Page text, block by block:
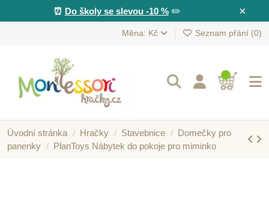
×
⏰ Do školy se slevou -10 %✏️
Měna: Kč Seznam přání (0)
Úvodní stránka Hračky Stavebnice
Domečky pro
panenky
PlanToys Nábytek do pokoje pro miminko